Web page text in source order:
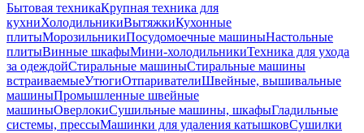
Бытовая техникаКрупная техника для
кухниХолодильникиВытяжкиКухонные
плитыМорозильникиПосудомоечные машиныНастольные
плитыВинные шкафыМини-холодильникиТехника для ухода
за одеждойСтиральные машиныСтиральные машины
встраиваемыеУтюгиОтпаривателиШвейные, вышивальные
машиныПромышленные швейные
машиныОверлокиСушильные машины, шкафыГладильные
системы, прессыМашинки для удаления катышковСушилки